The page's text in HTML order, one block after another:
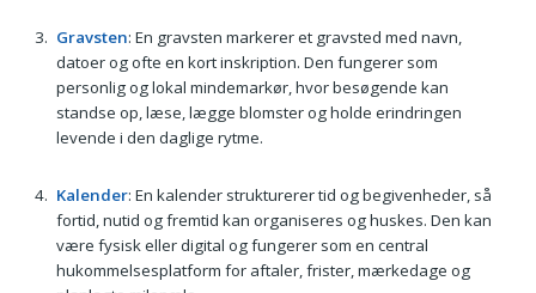
Gravsten: En gravsten markerer et gravsted med navn,
datoer og ofte en kort inskription. Den fungerer som
personlig og lokal mindemarkør, hvor besøgende kan
standse op, læse, lægge blomster og holde erindringen
levende i den daglige rytme.
Kalender: En kalender strukturerer tid og begivenheder, så
fortid, nutid og fremtid kan organiseres og huskes. Den kan
være fysisk eller digital og fungerer som en central
hukommelsesplatform for aftaler, frister, mærkedage og